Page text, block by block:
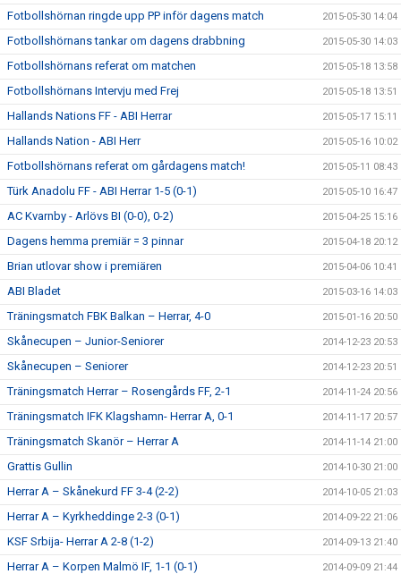
Fotbollshörnan ringde upp PP inför dagens match 2015-05-30 14:04
Fotbollshörnans tankar om dagens drabbning 2015-05-30 14:03
Fotbollshörnans referat om matchen 2015-05-18 13:58
Fotbollshörnans Intervju med Frej 2015-05-18 13:51
Hallands Nations FF - ABI Herrar 2015-05-17 15:11
Hallands Nation - ABI Herr 2015-05-16 10:02
Fotbollshörnans referat om gårdagens match! 2015-05-11 08:43
Türk Anadolu FF - ABI Herrar 1-5 (0-1) 2015-05-10 16:47
AC Kvarnby - Arlövs BI (0-0), 0-2) 2015-04-25 15:16
Dagens hemma premiär = 3 pinnar 2015-04-18 20:12
Brian utlovar show i premiären 2015-04-06 10:41
ABI Bladet 2015-03-16 14:03
Träningsmatch FBK Balkan – Herrar, 4-0 2015-01-16 20:50
Skånecupen – Junior-Seniorer 2014-12-23 20:53
Skånecupen – Seniorer 2014-12-23 20:51
Träningsmatch Herrar – Rosengårds FF, 2-1 2014-11-24 20:56
Träningsmatch IFK Klagshamn- Herrar A, 0-1 2014-11-17 20:57
Träningsmatch Skanör – Herrar A 2014-11-14 21:00
Grattis Gullin 2014-10-30 21:00
Herrar A – Skånekurd FF 3-4 (2-2) 2014-10-05 21:03
Herrar A – Kyrkheddinge 2-3 (0-1) 2014-09-22 21:06
KSF Srbija- Herrar A 2-8 (1-2) 2014-09-13 21:40
Herrar A – Korpen Malmö IF, 1-1 (0-1) 2014-09-09 21:44